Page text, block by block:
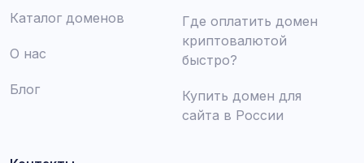
Каталог доменов
О нас
Блог
Где оплатить домен
криптовалютой
быстро?
Купить домен для
сайта в России